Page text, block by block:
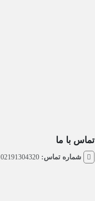
تماس با ما
شماره تماس: 02191304320